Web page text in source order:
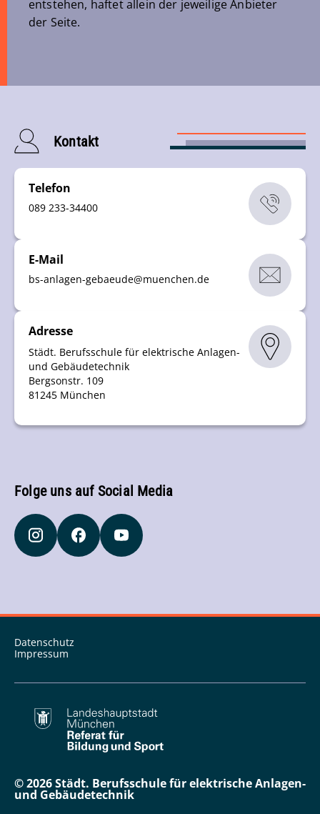
entstehen, haftet allein der jeweilige Anbieter
der Seite.
Kontakt
Telefon
089 233-34400
E-Mail
bs-anlagen-gebaeude@muenchen.de
Adresse
Städt. Berufsschule für elektrische Anlagen-
und Gebäudetechnik
Bergsonstr. 109
81245 München
Folge uns auf Social Media
Datenschutz
Impressum
© 2026 Städt. Berufsschule für elektrische Anlagen-
und Gebäudetechnik